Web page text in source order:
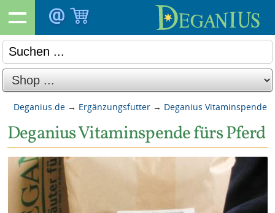
Deganius.de → Ergänzungsfutter → Deganius Vitaminspende
Deganius Vitaminspende fürs Pferd